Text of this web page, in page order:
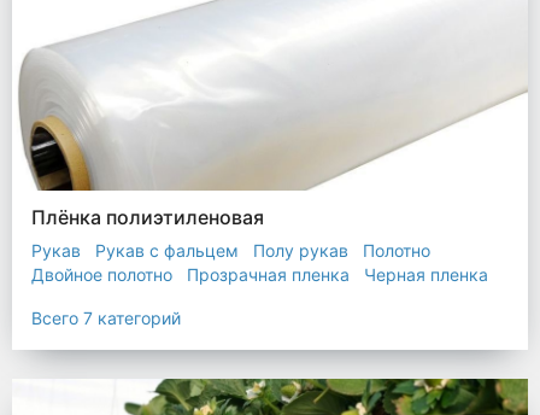
Плёнка полиэтиленовая
Рукав Рукав с фальцем Полу рукав
Полотно
Двойное полотно
Прозрачная пленка Черная пленка
Всего 7 категорий